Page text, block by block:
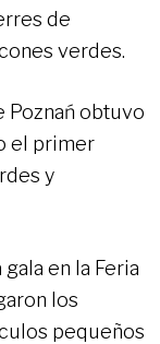
de
verdes.
Poznań obtuvo
el primer
y
en la Feria
los
pequeños